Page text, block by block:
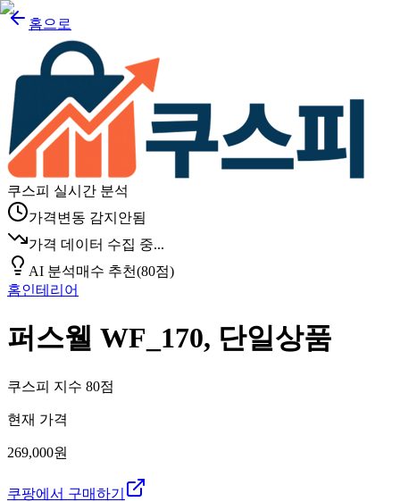
홈으로
쿠스피 실시간 분석
가격변동 감지안됨
가격 데이터 수집 중...
AI 분석매수 추천(80점)
홈인테리어
퍼스웰 WF_170, 단일상품
쿠스피 지수 80점
현재 가격
269,000원
쿠팡에서 구매하기